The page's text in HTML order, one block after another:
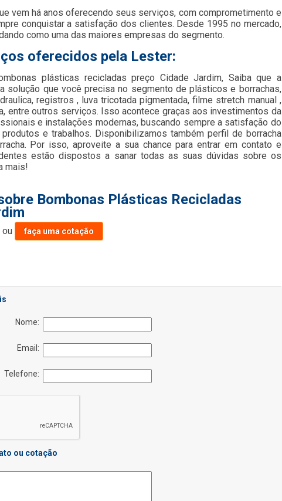
vem há anos oferecendo seus serviços, com comprometimento e
conquistar a satisfação dos clientes. Desde 1995 no mercado,
como uma das maiores empresas do segmento.
oferecidos pela Lester:
plásticas recicladas preço Cidade Jardim, Saiba que a
solução que você precisa no segmento de plásticos e borrachas,
registros , luva tricotada pigmentada, filme stretch manual ,
entre outros serviços. Isso acontece graças aos investimentos da
e instalações modernas, buscando sempre a satisfação do
e trabalhos. Disponibilizamos também perfil de borracha
Por isso, aproveite a sua chance para entrar em contato e
estão dispostos a sanar todas as suas dúvidas sobre os
mais!
Bombonas Plásticas Recicladas
ou faça uma cotação
Nome:
Email:
Telefone:
ou cotação